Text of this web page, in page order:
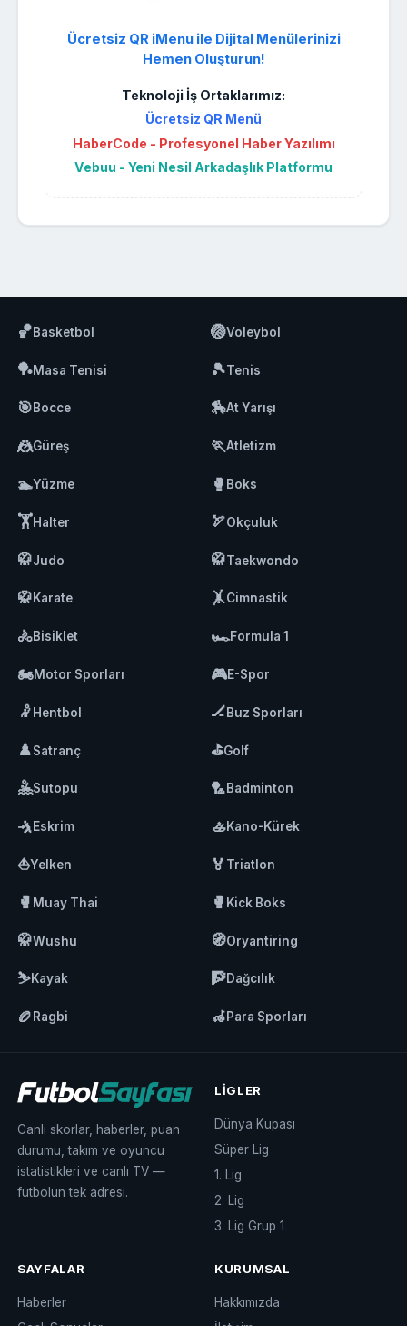
Ücretsiz QR iMenu ile Dijital Menülerinizi
Hemen Oluşturun!
Teknoloji İş Ortaklarımız:
Ücretsiz QR Menü
HaberCode - Profesyonel Haber Yazılımı
Vebuu - Yeni Nesil Arkadaşlık Platformu
🏀Basketbol 🏐Voleybol
🏓Masa Tenisi 🎾Tenis
🎯Bocce 🏇At Yarışı
🤼Güreş 🏃Atletizm
🏊Yüzme 🥊 Boks
🏋️Halter 🏹Okçuluk
🥋Judo 🥋Taekwondo
🥋Karate 🤸Cimnastik
🚴Bisiklet 🏎️Formula 1
🏍️Motor Sporları 🎮E-Spor
🤾 Hentbol 🏒Buz Sporları
♟️Satranç ⛳Golf
🤽Sutopu 🏸Badminton
🤺Eskrim 🚣Kano-Kürek
⛵Yelken 🏅 Triatlon
🥊 Muay Thai 🥊 Kick Boks
🥋Wushu 🧭Oryantiring
⛷️Kayak 🧗Dağcılık
🏉 Ragbi 🦽Para Sporları
Canlı skorlar, haberler, puan
durumu, takım ve oyuncu
istatistikleri ve canlı TV —
futbolun tek adresi.
LIGLER
Dünya Kupası
Süper Lig
1. Lig
2. Lig
3. Lig Grup 1
SAYFALAR
Haberler
KURUMSAL
Hakkımızda